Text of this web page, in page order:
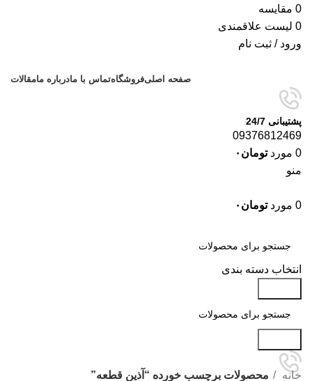
0 مقایسه
0 لیست علاقمندی
ورود / ثبت نام
صفحه اصلیفروشگاهتماس با مادرباره مامقالات
پشتیبانی 24/7
09376812469
0 مورد تومان ۰
منو
0 مورد تومان ۰
انتخاب دسته بندی
خانه محصولات برچسب خورده “آذین قطعه”